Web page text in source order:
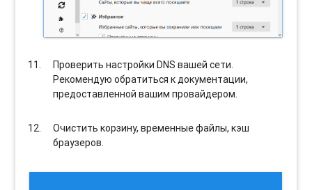
Проверить настройки DNS вашей сети.
Рекомендую обратиться к документации,
предоставленной вашим провайдером.
Очистить корзину, временные файлы, кэш
браузеров.